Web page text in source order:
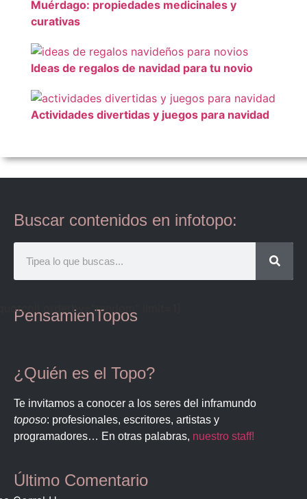
Muérdago: propiedades medicinales y
curativas
Ideas de regalos de navidad para tu novio
Actividades divertidas y juegos para navidad
Buscar contenidos en infotopo:
PensamienTopos
orderby="random" limit=1]
¿Quién es el Topo?
Te invitamos a conocer a los seres del inframundo
toposo: profesionales, escritores, artistas y
programadores… En otras palabras, nuestro staff!
Último Comentario